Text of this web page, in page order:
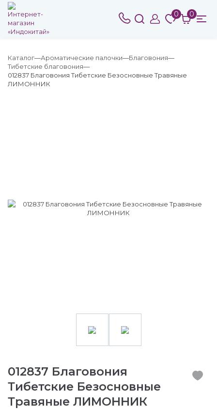
0 0
Каталог Ароматические палочки
Благовония
Тибетские благовония
012837 Благовония Тибетские Безосновные Травяные
ЛИМОННИК
012837 Благовония
Тибетские Безосновные
Травяные ЛИМОННИК